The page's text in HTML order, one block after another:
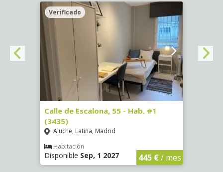
Verificado
Calle de Escalona, 55 - Hab. #1
(3435)
Aluche, Latina, Madrid
Habitación
Disponible Sep, 1 2027 445 €/ mes